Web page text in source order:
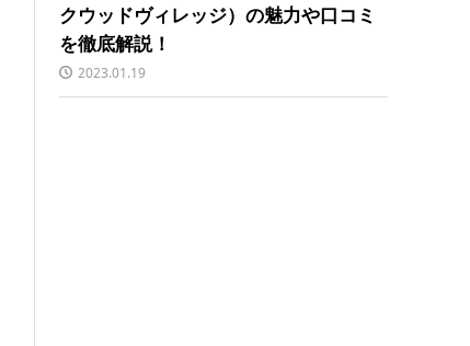
クウッドヴィレッジ）の魅力や口コミ
を徹底解説！
2023.01.19